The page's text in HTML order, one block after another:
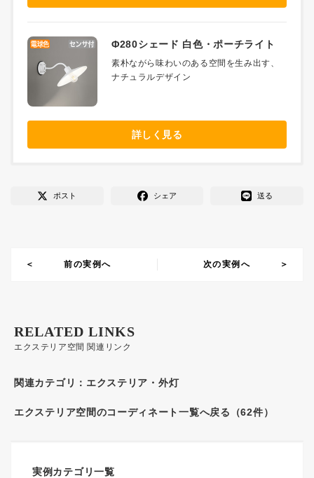
Φ280シェード 白色・ポーチライト
素朴ながら味わいのある空間を生み出す、
ナチュラルデザイン
詳しく見る
ポスト シェア 送る
前の実例へ 次の実例へ
エクステリア空間 関連リンク
RELATED LINKS
関連カテゴリ： エクステリア・外灯
エクステリア空間のコーディネート一覧へ戻る（62件）
実例カテゴリ一覧